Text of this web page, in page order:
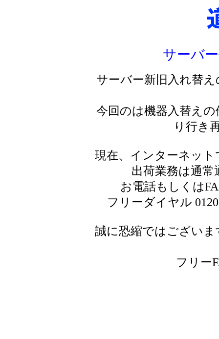
サーバ
サーバー新旧入れ替
今回のは機器入替え
り行き
現在、インターネッ
出荷業務は通
お電話もしくは
フリーダイヤル
誠に恐縮ではござい
フリー